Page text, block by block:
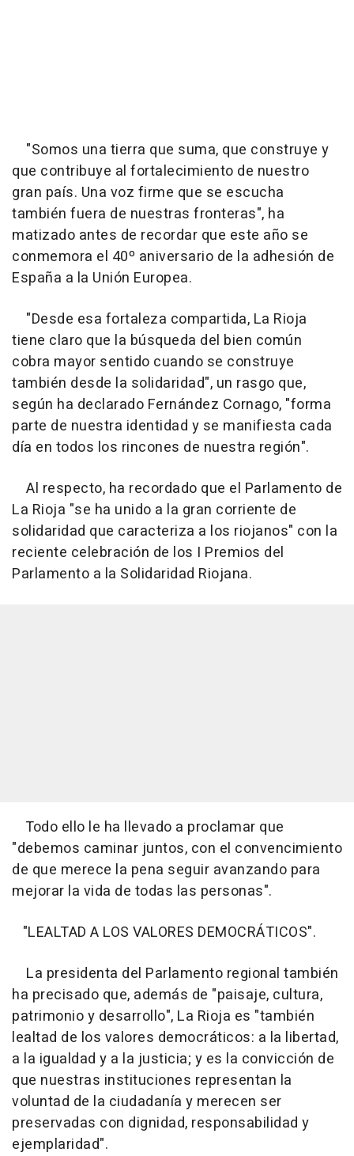
"Somos una tierra que suma, que construye y
que contribuye al fortalecimiento de nuestro
gran país. Una voz firme que se escucha
también fuera de nuestras fronteras", ha
matizado antes de recordar que este año se
conmemora el 40º aniversario de la adhesión de
España a la Unión Europea.
"Desde esa fortaleza compartida, La Rioja
tiene claro que la búsqueda del bien común
cobra mayor sentido cuando se construye
también desde la solidaridad", un rasgo que,
según ha declarado Fernández Cornago, "forma
parte de nuestra identidad y se manifiesta cada
día en todos los rincones de nuestra región".
Al respecto, ha recordado que el Parlamento de
La Rioja "se ha unido a la gran corriente de
solidaridad que caracteriza a los riojanos" con la
reciente celebración de los I Premios del
Parlamento a la Solidaridad Riojana.
Todo ello le ha llevado a proclamar que
"debemos caminar juntos, con el convencimiento
de que merece la pena seguir avanzando para
mejorar la vida de todas las personas".
"LEALTAD A LOS VALORES DEMOCRÁTICOS".
La presidenta del Parlamento regional también
ha precisado que, además de "paisaje, cultura,
patrimonio y desarrollo", La Rioja es "también
lealtad de los valores democráticos: a la libertad,
a la igualdad y a la justicia; y es la convicción de
que nuestras instituciones representan la
voluntad de la ciudadanía y merecen ser
preservadas con dignidad, responsabilidad y
ejemplaridad".